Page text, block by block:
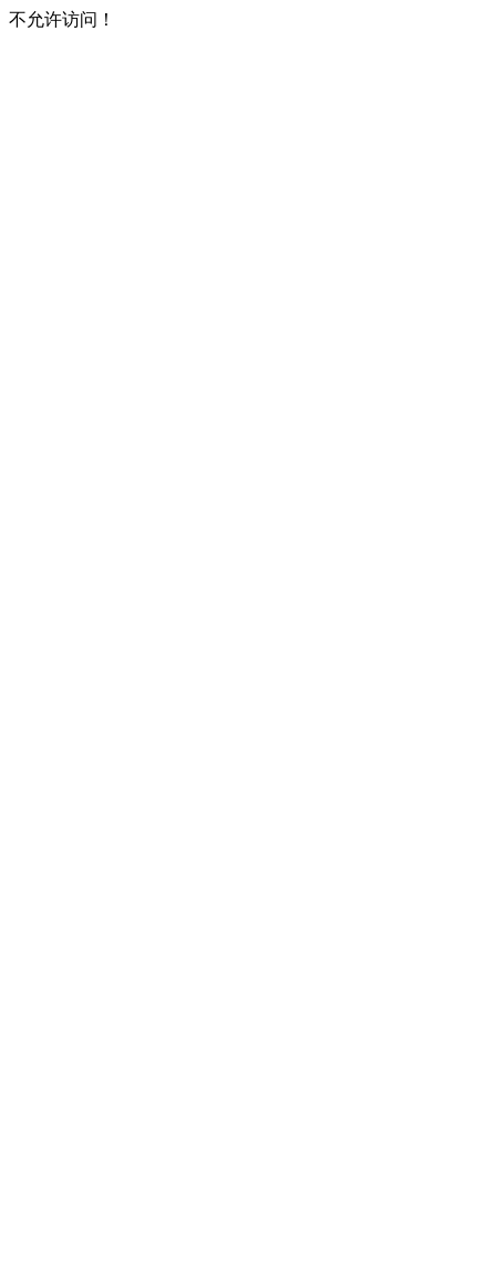
不允许访问！